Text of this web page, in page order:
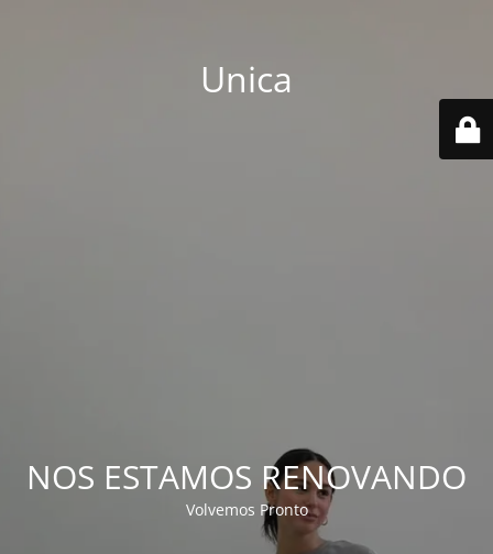
Unica
NOS ESTAMOS RENOVANDO
Volvemos Pronto